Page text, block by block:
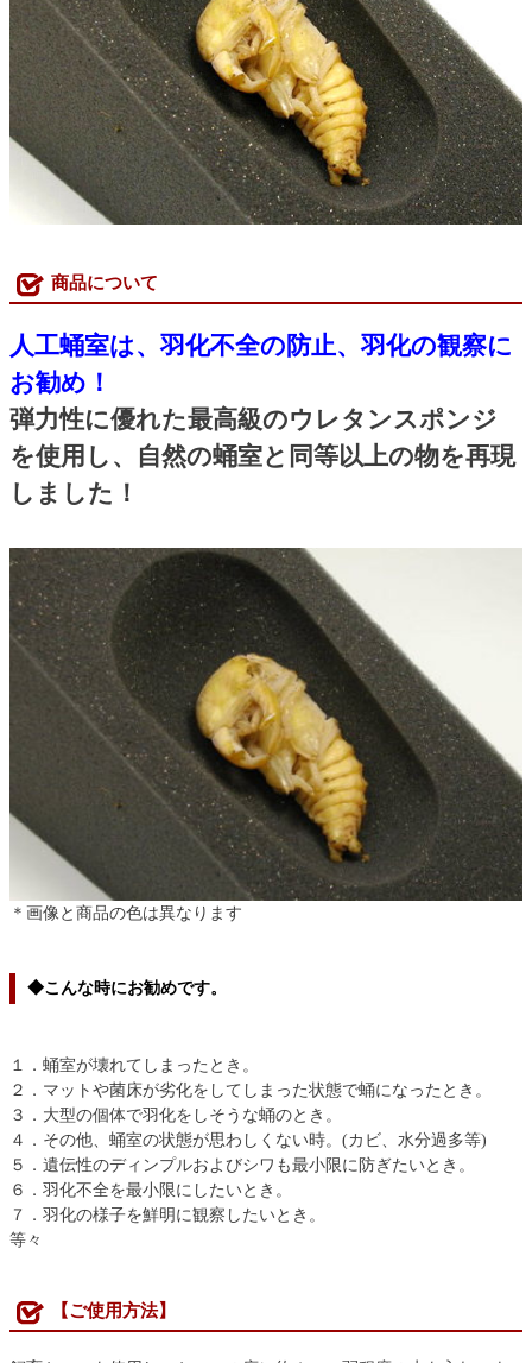
商品について
人工蛹室は、羽化不全の防止、羽化の観察に
お勧め！
弾力性に優れた最高級のウレタンスポンジ
を使用し、自然の蛹室と同等以上の物を再現
しました！
＊画像と商品の色は異なります
◆こんな時にお勧めです。
１．蛹室が壊れてしまったとき。
２．マットや菌床が劣化をしてしまった状態で蛹になったとき。
３．大型の個体で羽化をしそうな蛹のとき。
４．その他、蛹室の状態が思わしくない時。(カビ、水分過多等)
５．遺伝性のディンプルおよびシワも最小限に防ぎたいとき。
６．羽化不全を最小限にしたいとき。
７．羽化の様子を鮮明に観察したいとき。
等々
【ご使用方法】